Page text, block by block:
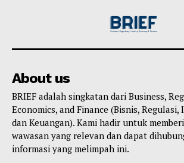
About us
BRIEF adalah singkatan dari Business,
Economics, and Finance (Bisnis,
dan Keuangan). Kami hadir untuk
wawasan yang relevan dan dapat
informasi yang melimpah ini.